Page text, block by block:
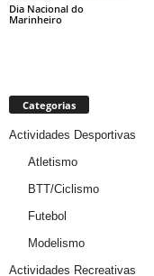
Dia Nacional do
Marinheiro
Categorias
Actividades Desportivas
Atletismo
BTT/Ciclismo
Futebol
Modelismo
Actividades Recreativas